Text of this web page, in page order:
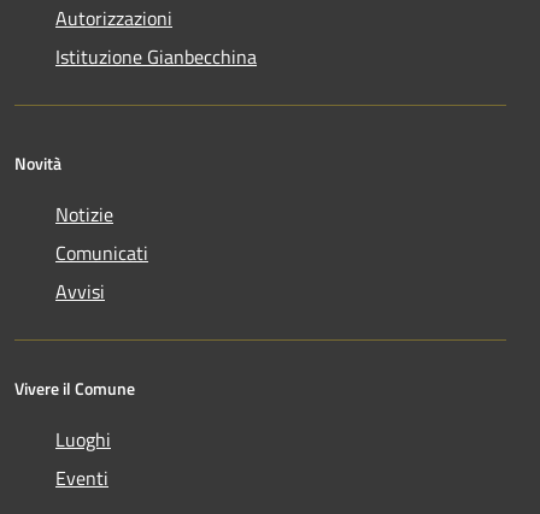
Autorizzazioni
Istituzione Gianbecchina
Novità
Notizie
Comunicati
Avvisi
Vivere il Comune
Luoghi
Eventi